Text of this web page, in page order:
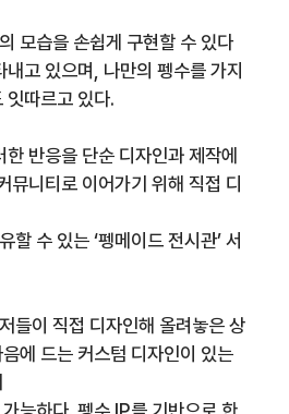
모습을 손쉽게 구현할 수 있다
고 있으며, 나만의 펭수를 가지
잇따르고 있다.
한 반응을 단순 디자인과 제작에
뮤니티로 이어가기 위해 직접 디
할 수 있는 ‘펭메이드 전시관’ 서
들이 직접 디자인해 올려놓은 상
에 드는 커스텀 디자인이 있는